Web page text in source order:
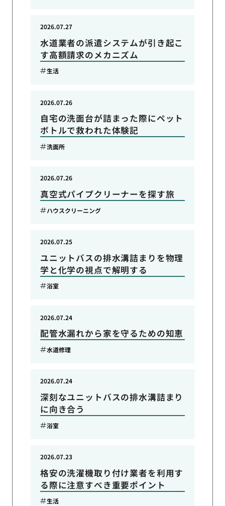
水道業者の派遣システムが引き起こ
す高額請求のメカニズム
2026.07.27
生活
自宅の洗面台が詰まった際にペット
ボトルで救われた体験記
2026.07.26
洗面所
真空式パイプクリーナーを探す旅
2026.07.26
ハウスクリーニング
ユニットバスの排水溝詰まりを物理
学と化学の視点で解明する
2026.07.25
浴室
配管水漏れから家を守るための知恵
2026.07.24
水道修理
深刻なユニットバスの排水溝詰まり
に向き合う
2026.07.24
浴室
格安の洗濯機取り付け業者を利用す
る際に注意すべき重要ポイント
2026.07.23
生活